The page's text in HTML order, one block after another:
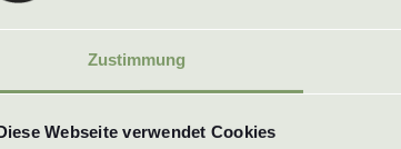
Zustimmung
Webseite verwendet Cookies